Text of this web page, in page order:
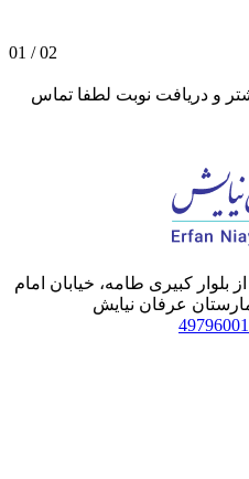
01 /02
و دریافت نوبت لطفا تماس
بلوار کبیری طامه، خیابان امام